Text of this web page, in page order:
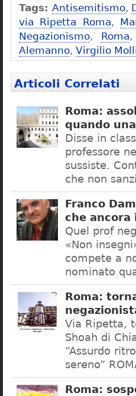
Tags: Antisemitismo,
via Ripetta Roma,
Negazionismo, Roma,
Alemanno, Virgilio
Articoli Correlati
Roma:
quando
Disse in
professore
sussiste.
che non
Franco
che ancora
Quel prof
«Non
compete a
nominato
Roma:
Via Ripetta,
Shoah di
“Assurdo
sereno”
Roma: